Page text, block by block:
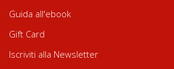
Guida all'ebook
Gift Card
Iscriviti alla Newsletter